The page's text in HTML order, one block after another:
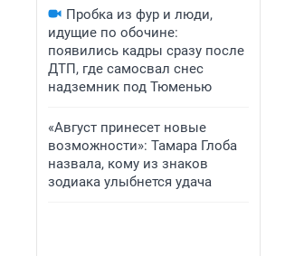
Пробка из фур и люди,
идущие по обочине:
появились кадры сразу после
ДТП, где самосвал снес
надземник под Тюменью
«Август принесет новые
возможности»: Тамара Глоба
назвала, кому из знаков
зодиака улыбнется удача